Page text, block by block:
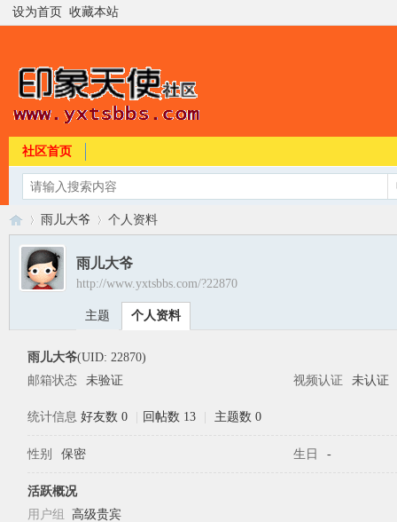
设为首页 收藏本站
社区首页
›
雨儿大爷 个人资料
雨儿大爷
http://www.yxtsbbs.com/?22870
主题 个人资料
雨儿大爷(UID: 22870)
邮箱状态
未验证 视频认证 未认证
统计信息 好友数 0 回帖数 13 主题数 0
性别 保密 生日 -
活跃概况
用户组 高级贵宾